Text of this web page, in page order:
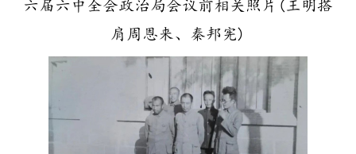
六届六中全会政治局会议前相关照片(王明搭
肩周恩来、秦邦宪)